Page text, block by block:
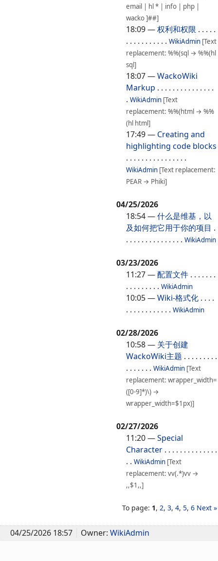
email | hl * | info | php |
wacko ]##]
18:09—权利和权限 . . . . .
. . . . . . . . . . . WikiAdmin [Text
replacement: %%(sql → %%(hl
sql]
18:07—WackoWiki
Markup . . . . . . . . . . . . . . .
. WikiAdmin [Text
replacement: %%(html → %%
(hl html]
17:49— Creating and
highlighting code blocks
. . . . . . . . . . . . . . . .
WikiAdmin [Text replacement:
PEAR → Phiki]
04/25/2026
18:54—什么是维基，以
及如何把它用于你的项目 .
. . . . . . . . . . . . . . . WikiAdmin
03/23/2026
11:27—配置文件 . . . . . . .
. . . . . . . . . WikiAdmin
10:05—Wiki-格式化 . . . .
. . . . . . . . . . . . WikiAdmin
02/28/2026
10:58— 关于创建
WackoWiki主题 . . . . . . . . .
. . . . . . . WikiAdmin [Text
replacement: wrapper_width=
([0-9]*)\) →
wrapper_width=$1px)]
02/27/2026
11:20—Special
Character . . . . . . . . . . . . . .
. . WikiAdmin [Text
replacement: vv(.*)vv →
,,$1,,]
To page: 1, 2, 3, 4, 5, 6 Next »
04/25/2026 18:57 Owner: WikiAdmin